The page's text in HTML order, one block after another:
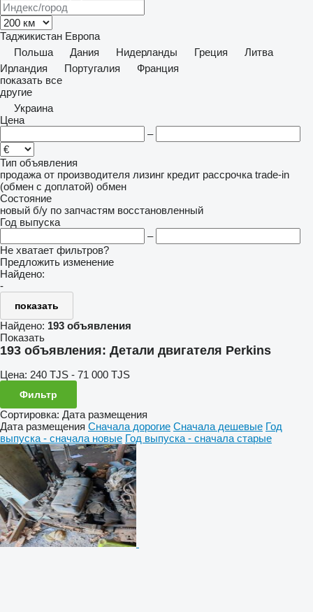
Таджикистан Европа
Польша
Дания Нидерланды Греция
Литва
Ирландия
Португалия
Франция
показать все
другие
Украина
Цена
–
Тип объявления
продажа от производителя лизинг кредит рассрочка trade-in
(обмен с доплатой) обмен
Состояние
новый б/у по запчастям восстановленный
Год выпуска
–
Не хватает фильтров?
Предложить изменение
Найдено:
-
показать
Найдено: 193 объявления
Показать
193 объявления: Детали двигателя Perkins
Цена: 240 TJS - 71 000 TJS
Фильтр
Сортировка: Дата размещения
Дата размещения Сначала дорогие Сначала дешевые Год
выпуска - сначала новые Год выпуска - сначала старые